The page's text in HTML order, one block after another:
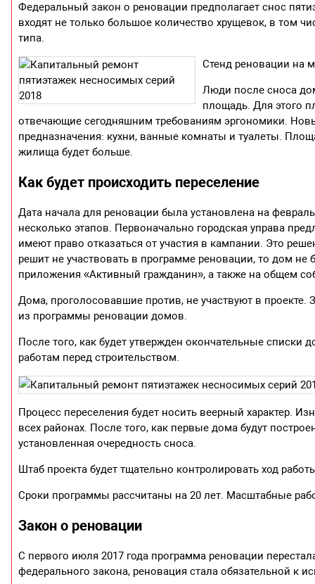
Федеральный закон о реновации предполагает снос
входят не только большое количество хрущевок, в том
типа.
Стенд реновации на
Люди после сноса
площадь. Для этого
отвечающие сегодняшним требованиям эргономики.
предназначения: кухни, ванные комнаты и туалеты.
жилища будет больше.
Как будет происходить переселение
Дата начала для реновации была установлена на
несколько этапов. Первоначально городская управа
имеют право отказаться от участия в кампании. Это
решит не участвовать в программе реновации, то дом
приложения «Активный гражданин», а также на общем
Дома, проголосовавшие против, не участвуют в
из программы реновации домов.
После того, как будет утвержден окончательные списки
работам перед строительством.
Процесс переселения будет носить веерный характер.
всех районах. После того, как первые дома будут
установленная очередность сноса.
Штаб проекта будет тщательно контролировать ход
Сроки программы рассчитаны на 20 лет. Масштабные
Закон о реновации
С первого июля 2017 года программа реновации
федерального закона, реновация стала обязательной к